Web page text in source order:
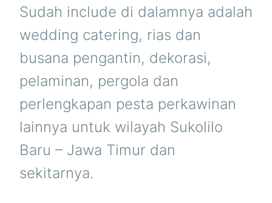
Sudah include di dalamnya adalah
wedding catering, rias dan
busana pengantin, dekorasi,
pelaminan, pergola dan
perlengkapan pesta perkawinan
lainnya untuk wilayah Sukolilo
Baru – Jawa Timur dan
sekitarnya.